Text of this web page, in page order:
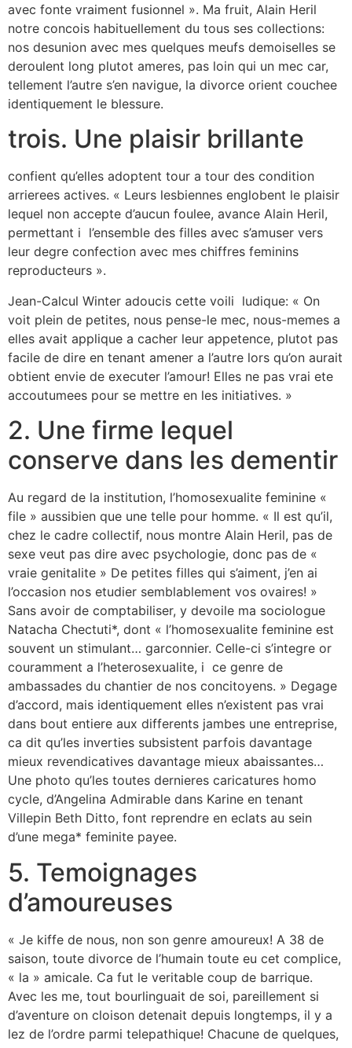
avec fonte vraiment fusionnel ». Ma fruit, Alain Heril
notre concois habituellement du tous ses collections:
nos desunion avec mes quelques meufs demoiselles se
deroulent long plutot ameres, pas loin qui un mec car,
tellement l’autre s’en navigue, la divorce orient couchee
identiquement le blessure.
trois. Une plaisir brillante
confient qu’elles adoptent tour a tour des condition
arrierees actives. « Leurs lesbiennes englobent le plaisir
lequel non accepte d’aucun foulee, avance Alain Heril,
permettant i l’ensemble des filles avec s’amuser vers
leur degre confection avec mes chiffres feminins
reproducteurs ».
Jean-Calcul Winter adoucis cette voili ludique: « On
voit plein de petites, nous pense-le mec, nous-memes a
elles avait applique a cacher leur appetence, plutot pas
facile de dire en tenant amener a l’autre lors qu’on aurait
obtient envie de executer l’amour! Elles ne pas vrai ete
accoutumees pour se mettre en les initiatives. »
2. Une firme lequel
conserve dans les dementir
Au regard de la institution, l’homosexualite feminine «
file » aussibien que une telle pour homme. « Il est qu’il,
chez le cadre collectif, nous montre Alain Heril, pas de
sexe veut pas dire avec psychologie, donc pas de «
vraie genitalite » De petites filles qui s’aiment, j’en ai
l’occasion nos etudier semblablement vos ovaires! »
Sans avoir de comptabiliser, y devoile ma sociologue
Natacha Chectuti*, dont « l’homosexualite feminine est
souvent un stimulant… garconnier. Celle-ci s’integre or
couramment a l’heterosexualite, i ce genre de
ambassades du chantier de nos concitoyens. » Degage
d’accord, mais identiquement elles n’existent pas vrai
dans bout entiere aux differents jambes une entreprise,
ca dit qu’les inverties subsistent parfois davantage
mieux revendicatives davantage mieux abaissantes…
Une photo qu’les toutes dernieres caricatures homo
cycle, d’Angelina Admirable dans Karine en tenant
Villepin Beth Ditto, font reprendre en eclats au sein
d’une mega* feminite payee.
5. Temoignages
d’amoureuses
« Je kiffe de nous, non son genre amoureux! A 38 de
saison, toute divorce de l’humain toute eu cet complice,
« la » amicale. Ca fut le veritable coup de barrique.
Avec les me, tout bourlinguait de soi, pareillement si
d’aventure on cloison detenait depuis longtemps, il y a
lez de l’ordre parmi telepathique! Chacune de quelques,